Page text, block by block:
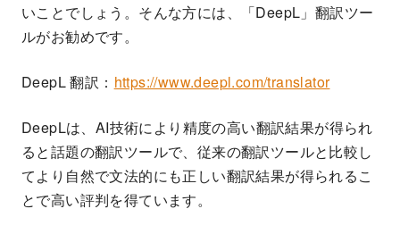
いことでしょう。そんな方には、「DeepL」翻訳ツー
ルがお勧めです。
DeepL 翻訳： https://www.deepl.com/translator
DeepLは、AI技術により精度の高い翻訳結果が得られ
ると話題の翻訳ツールで、従来の翻訳ツールと比較し
てより自然で文法的にも正しい翻訳結果が得られるこ
とで高い評判を得ています。